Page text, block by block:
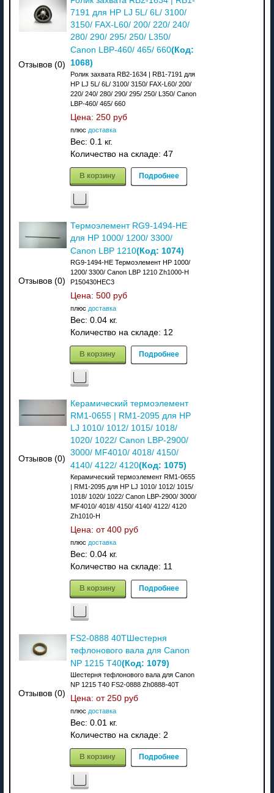
Отзывов (0)
7191 для HP LJ 5L/ 6L/ 3100/
3150/ FAX-L60/ 200/ 220/ 240/
280/ 290/ 295/ 250/ L350/
Canon LBP-460/ 465/ 660(Код:
1068)
Ролик захвата RB2-1634 | RB1-7191 для
HP LJ 5L/ 6L/ 3100/ 3150/ FAX-L60/ 200/
220/ 240/ 280/ 290/ 295/ 250/ L350/ Canon
LBP-460/ 465/ 660
Цена: 250 руб
плюс доставка
Вес: 0.1 кг.
Количество на складе: 47
В корзину Подробнее
Отзывов (0)
Термоэлемент RG9-1494-HE
для HP 1000/ 1200/ 3300/
Canon LBP 1210(Код: 1074)
RG9-1494-HE Термоэлемент HP 1000/
1200/ 3300/ Canon LBP 1210 Zh1000-H
P150430HEC3
Цена: 500 руб
плюс доставка
Вес: 0.04 кг.
Количество на складе: 12
В корзину Подробнее
Отзывов (0)
Керамический термоэлемент
RM1-0655 | RM1-2095 для HP
LJ 1010/ 1012/ 1015/ 1018/
1020/ 1022/ Canon LBP-2900/
3000/ MF4010/ 4018/ 4150/
4140/ 4122/ 4120(Код: 1075)
Керамический термоэлемент RM1-0655
| RM1-2095 для HP LJ 1010/ 1012/ 1015/
1018/ 1020/ 1022/ Canon LBP-2900/ 3000/
MF4010/ 4018/ 4150/ 4140/ 4122/ 4120
Zh1010-H
Цена: от 400 руб
плюс доставка
Вес: 0.04 кг.
Количество на складе: 11
В корзину Подробнее
Отзывов (0)
FS2-0888 40TШестерня
тефлонового вала для Canon
NP 1215 T40(Код: 1079)
Шестерня тефлонового вала для Canon
NP 1215 T40 FS2-0888 Zh0888-40T
Цена: от 250 руб
плюс доставка
Вес: 0.01 кг.
Количество на складе: 2
В корзину Подробнее